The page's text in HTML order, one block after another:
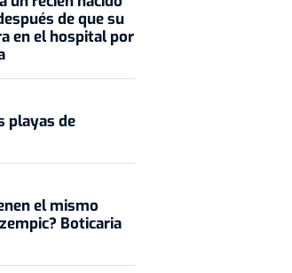
de que su
en el hospital por
playas de
el mismo
Boticaria